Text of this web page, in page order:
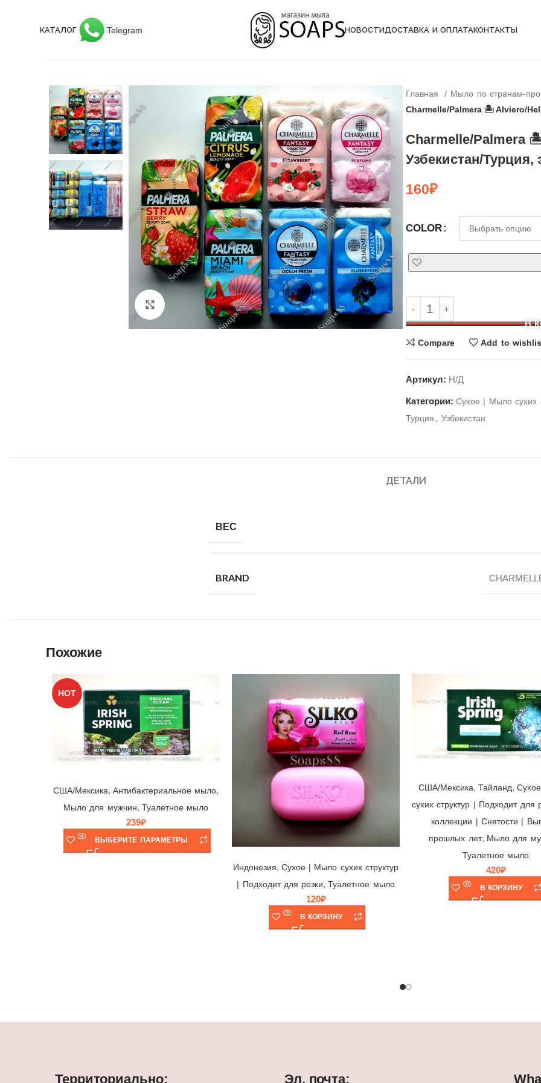
КАТАЛОГ Telegram НОВОСТИДОСТАВКА И ОПЛАТАКОНТАКТЫ
Click to enlarge
Главная Мыло по странам-
Charmelle/Palmera 🏝 Alviero/
Charmelle/Palmera
Узбекистан/Турция,
160₽
COLOR
В
Compare Add to
Артикул: Н/Д
Категории: Cухое | Мыло сухих
Турция , Узбекистан
ДЕТАЛИ
ВЕС
BRAND
Похожие
HOT
США/Мексика, Антибактериальное мыло,
Мыло для мужчин, Туалетное мыло
239₽
ВЫБЕРИТЕ ПАРАМЕТРЫ
Индонезия, Cухое | Мыло сухих структур
| Подходит для резки,Туалетное мыло
120₽
В КОРЗИНУ
США/Мексика,Тайланд,
сухих структур | Подходит для
коллекции | Снятости |
прошлых лет, Мыло для
Туалетное мыло
420₽
В КОРЗИНУ
Территориально: Эл. почта: